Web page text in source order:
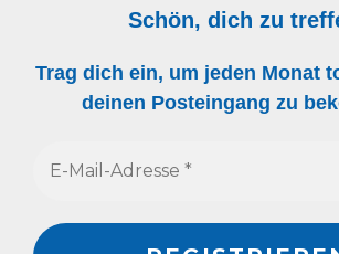
Schön, dich zu
Trag dich ein, um jeden Monat
deinen Posteingang zu